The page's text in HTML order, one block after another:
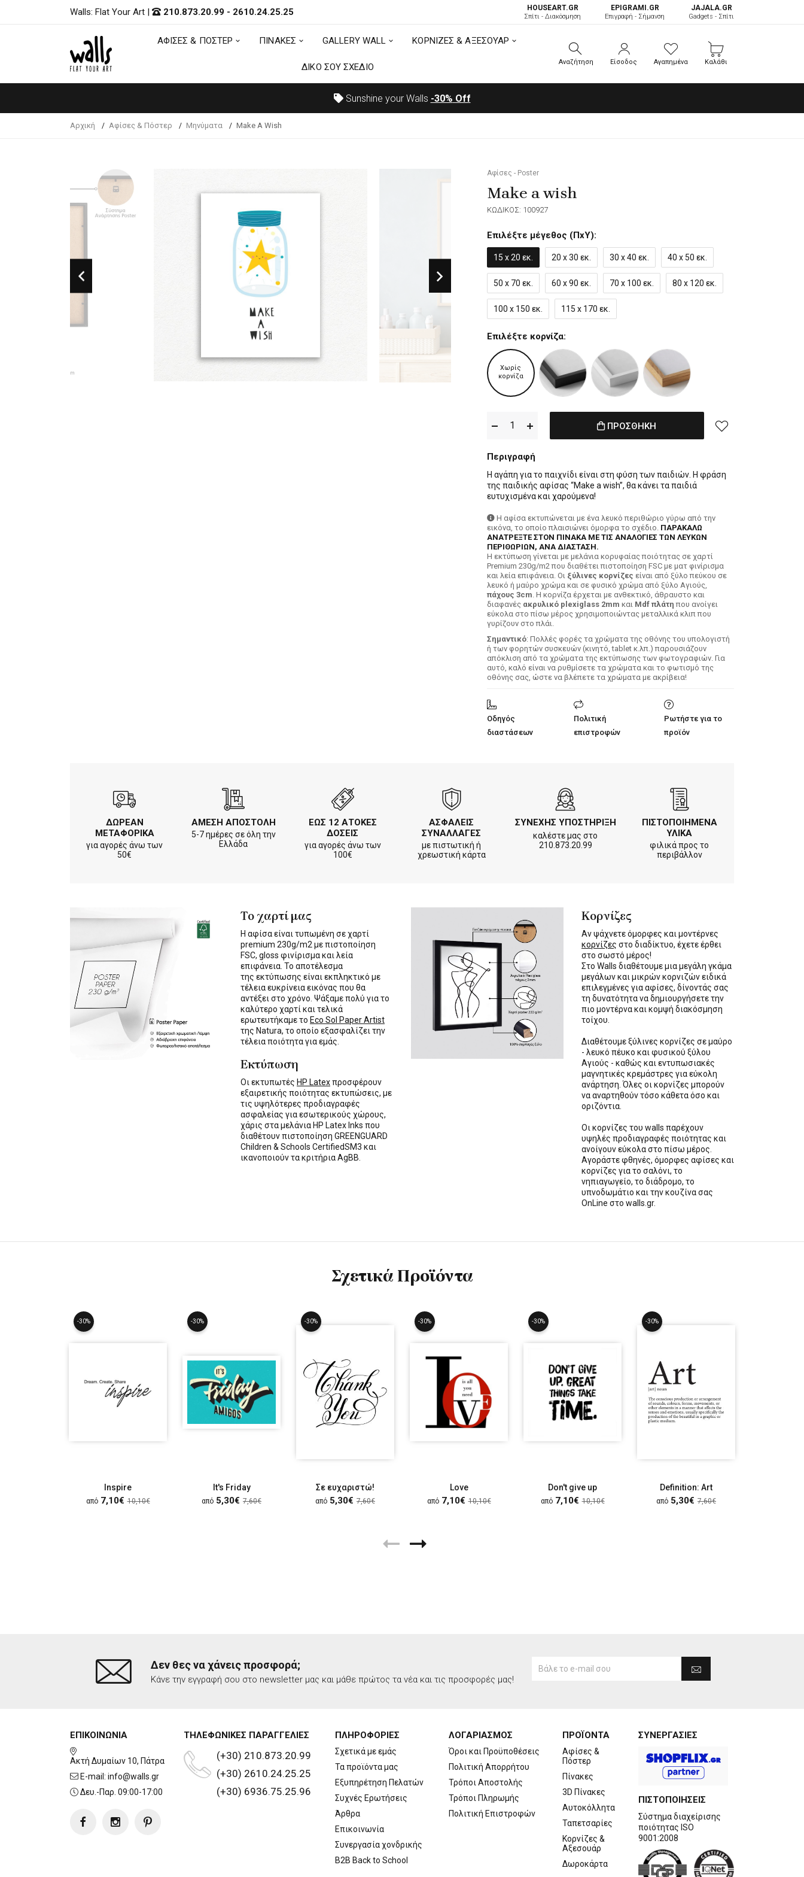
ΑΦΙΣΕΣ & ΠΟΣΤΕΡ ΠΙΝΑΚΕΣ
ΔΙΚΟ ΣΟΥ ΣΧΕΔΙΟ
Walls: Flat Your Art | 210.873.20.99 - 2610.24.25.25 HOUSEART.GR
Σπίτι - Διακόσμηση
ΕPIGRAMI.GR
Επιγραφή - Σήμανση
JAJALA.GR
Gadgets - Σπίτι
ΑΦΙΣΕΣ & ΠΟΣΤΕΡ ΠΙΝΑΚΕΣ GALLERY WALL ΚΟΡΝΙΖΕΣ & ΑΞΕΣΟΥΑΡ
ΔΙΚΟ ΣΟΥ ΣΧΕΔΙΟ Αναζήτηση Είσοδος Αγαπημένα Καλάθι
Sunshine your Walls -30% Off
Αρχική Αφίσες & Πόστερ Μηνύματα Make A Wish
Αφίσες - Poster
Make a wish
ΚΩΔΙΚΟΣ: 100927
Επιλέξτε μέγεθος (ΠxΥ):
15 x 20 εκ. 20 x 30 εκ. 30 x 40 εκ. 40 x 50 εκ.
50 x 70 εκ. 60 x 90 εκ. 70 x 100 εκ. 80 x 120 εκ.
100 x 150 εκ. 115 x 170 εκ.
Επιλέξτε κορνίζα:
Χωρίς
κορνίζα
ΠΡΟΣΘΗΚΗ
Περιγραφή
Η αγάπη για το παιχνίδι είναι στη φύση των παιδιών. Η φράση
της παιδικής αφίσας “Make a wish”, θα κάνει τα παιδιά
ευτυχισμένα και χαρούμενα!
Η αφίσα εκτυπώνεται με ένα λευκό περιθώριο γύρω από την
εικόνα, το οποίο πλαισιώνει όμορφα το σχέδιο. ΠΑΡΑΚΑΛΩ
ΑΝΑΤΡΕΞΤΕ ΣΤΟΝ ΠΙΝΑΚΑ ΜΕ ΤΙΣ ΑΝΑΛΟΓΙΕΣ ΤΩΝ ΛΕΥΚΩΝ
ΠΕΡΙΘΩΡΙΩΝ, ΑΝΑ ΔΙΑΣΤΑΣΗ.
H εκτύπωση γίνεται με μελάνια κορυφαίας ποιότητας σε χαρτί
Premium 230g/m2 που διαθέτει πιστοποίηση FSC με ματ φινίρισμα
και λεία επιφάνεια. Οι ξύλινες κορνίζες είναι από ξύλο πεύκου σε
λευκό ή μαύρο χρώμα και σε φυσικό χρώμα από ξύλο Αγιούς,
πάχους 3cm. Η κορνίζα έρχεται με ανθεκτικό, άθραυστο και
διαφανές ακρυλικό plexiglass 2mm και Mdf πλάτη που ανοίγει
εύκολα στο πίσω μέρος χρησιμοποιώντας μεταλλικά κλιπ που
γυρίζουν στο πλάι.
Σημαντικό: Πολλές φορές τα χρώματα της οθόνης του υπολογιστή
ή των φορητών συσκευών (κινητό, tablet κ.λπ.) παρουσιάζουν
απόκλιση από τα χρώματα της εκτύπωσης των φωτογραφιών. Για
αυτό, καλό είναι να ρυθμίσετε τα χρώματα και το φωτισμό της
οθόνης σας, ώστε να βλέπετε τα χρώματα με ακρίβεια!
Οδηγός
διαστάσεων
Πολιτική
επιστροφών
Ρωτήστε για το
προϊόν
ΔΩΡΕΑΝ
ΜΕΤΑΦΟΡΙΚΑ
για αγορές άνω των
50€
ΑΜΕΣΗ ΑΠΟΣΤΟΛΗ
5-7 ημέρες σε όλη την
Ελλάδα
ΕΩΣ 12 ΑΤΟΚΕΣ
ΔΟΣΕΙΣ
για αγορές άνω των
100€
ΑΣΦΑΛΕΙΣ
ΣΥΝΑΛΛΑΓΕΣ
με πιστωτική ή
χρεωστική κάρτα
ΣΥΝΕΧΗΣ ΥΠΟΣΤΗΡΙΞΗ
καλέστε μας στο
210.873.20.99
ΠΙΣΤΟΠΟΙΗΜΕΝΑ
ΥΛΙΚΑ
φιλικά προς το
περιβάλλον
Το χαρτί μας
Η αφίσα είναι τυπωμένη σε χαρτί
premium 230g/m2 με πιστοποίηση
FSC, gloss φινίρισμα και λεία
επιφάνεια. Το αποτέλεσμα
της εκτύπωσης είναι εκπληκτικό με
τέλεια ευκρίνεια εικόνας που θα
αντέξει στο χρόνο. Ψάξαμε πολύ για το
καλύτερο χαρτί και τελικά
ερωτευτήκαμε το Eco Sol Paper Artist
της Natura, το οποίο εξασφαλίζει την
τέλεια ποιότητα για εμάς.
Εκτύπωση
Οι εκτυπωτές HP Latexπροσφέρουν
εξαιρετικής ποιότητας εκτυπώσεις, με
τις υψηλότερες προδιαγραφές
ασφαλείας για εσωτερικούς χώρους,
χάρις στα μελάνια HP Latex Inks που
διαθέτουν πιστοποίηση GREENGUARD
Children & Schools CertifiedSM3 και
ικανοποιούν τα κριτήρια AgBB.
Κορνίζες
Αν ψάχνετε όμορφες και μοντέρνες
κορνίζες στο διαδίκτυο, έχετε έρθει
στο σωστό μέρος!
Στο Walls διαθέτουμε μια μεγάλη γκάμα
μεγάλων και μικρών κορνιζών ειδικά
επιλεγμένες για αφίσες, δίνοντάς σας
τη δυνατότητα να δημιουργήσετε την
πιο μοντέρνα και κομψή διακόσμηση
τοίχου.
Διαθέτουμε ξύλινες κορνίζες σε μαύρο
- λευκό πέυκο και φυσικού ξύλου
Αγιούς - καθώς και εντυπωσιακές
μαγνητικές κρεμάστρες για εύκολη
ανάρτηση. Όλες οι κορνίζες μπορούν
να αναρτηθούν τόσο κάθετα όσο και
οριζόντια.
Οι κορνίζες του walls παρέχουν
υψηλές προδιαγραφές ποιότητας και
ανοίγουν εύκολα στο πίσω μέρος.
Αγοράστε φθηνές, όμορφες αφίσες και
κορνίζες για το σαλόνι, το
νηπιαγωγείο, το διάδρομο, το
υπνοδωμάτιο και την κουζίνα σας
OnLine στο walls.gr.
Σχετικά Προϊόντα
-30%
Inspire
από 7,10€ 10,10€
-30%
It's Friday
από 5,30€ 7,60€
-30%
Σε ευχαριστώ!
από 5,30€ 7,60€
-30%
Love
από 7,10€ 10,10€
-30%
Don't give up
από 7,10€ 10,10€
-30%
Definition: Art
από 5,30€ 7,60€
Δεν θες να χάνεις προσφορά;
Κάνε την εγγραφή σου στο newsletter μας και μάθε πρώτος τα νέα και τις προσφορές μας!
ΕΠΙΚΟΙΝΩΝΙΑ
Ακτή Δυμαίων 10, Πάτρα
E-mail: info@walls.gr
Δευ.-Παρ. 09:00-17:00
ΤΗΛΕΦΩΝΙΚΕΣ ΠΑΡΑΓΓΕΛΙΕΣ
(+30) 210.873.20.99
(+30) 2610.24.25.25
(+30) 6936.75.25.96
ΠΛΗΡΟΦΟΡΙΕΣ
Σχετικά με εμάς
Τα προϊόντα μας
Εξυπηρέτηση Πελατών
Συχνές Ερωτήσεις
Άρθρα
Επικοινωνία
Συνεργασία χονδρικής
B2B Back to School
ΛΟΓΑΡΙΑΣΜΟΣ
Όροι και Προϋποθέσεις
Πολιτική Απορρήτου
Τρόποι Αποστολής
Τρόποι Πληρωμής
Πολιτική Επιστροφών
ΠΡΟΪΟΝΤΑ
Αφίσες &
Πόστερ
Πίνακες
3D Πίνακες
Αυτοκόλλητα
Ταπετσαρίες
Κορνίζες &
Αξεσουάρ
Δωροκάρτα
ΣΥΝΕΡΓΑΣΙΕΣ
ΠΙΣΤΟΠΟΙΗΣΕΙΣ
Σύστημα διαχείρισης
ποιότητας ISO
9001:2008